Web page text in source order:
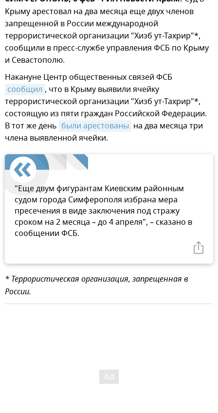
Крыму арестовал на два месяца еще двух членов
запрещенной в России международной
террористической организации "Хизб ут-Тахрир"*,
сообщили в пресс-службе управления ФСБ по Крыму
и Севастополю.
Накануне Центр общественных связей ФСБ
сообщил , что в Крыму выявили ячейку
террористической организации "Хизб ут-Тахрир"*,
состоящую из пяти граждан Российской Федерации.
В тот же день были арестованы на два месяца три
члена выявленной ячейки.
"Еще двум фигурантам Киевским районным
судом города Симферополя избрана мера
пресечения в виде заключения под стражу
сроком на 2 месяца – до 4 апреля", – сказано в
сообщении ФСБ.
* Террористическая организация, запрещенная в
России.